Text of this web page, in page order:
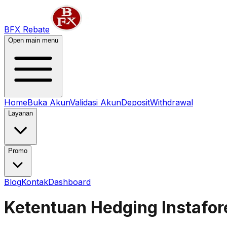
BFX Rebate
Open main menu
HomeBuka AkunValidasi AkunDepositWithdrawal
Layanan
Promo
BlogKontakDashboard
Ketentuan Hedging